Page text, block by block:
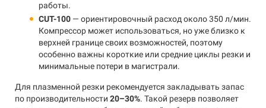
работы.
CUT-100 — ориентировочный расход около 350 л/мин.
Компрессор может использоваться, но уже близко к
верхней границе своих возможностей, поэтому
особенно важны короткие или средние циклы резки и
минимальные потери в магистрали.
Для плазменной резки рекомендуется закладывать запас
по производительности 20–30%. Такой резерв позволяет